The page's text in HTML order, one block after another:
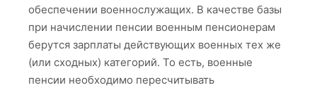
обеспечении военнослужащих. В качестве базы
при начислении пенсии военным пенсионерам
берутся зарплаты действующих военных тех же
(или сходных) категорий. То есть, военные
пенсии необходимо пересчитывать